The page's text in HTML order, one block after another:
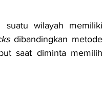
wilayah memiliki
dibandingkan metode
saat diminta memilih